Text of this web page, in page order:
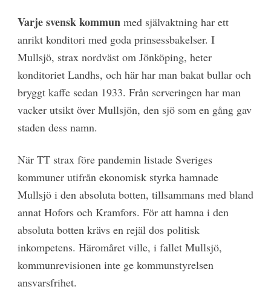
Varje svensk kommun med självaktning har ett
anrikt konditori med goda prinsessbakelser. I
Mullsjö, strax nordväst om Jönköping, heter
konditoriet Landhs, och här har man bakat bullar och
bryggt kaffe sedan 1933. Från serveringen har man
vacker utsikt över Mullsjön, den sjö som en gång gav
staden dess namn.
När TT strax före pandemin listade Sveriges
kommuner utifrån ekonomisk styrka hamnade
Mullsjö i den absoluta botten, tillsammans med bland
annat Hofors och Kramfors. För att hamna i den
absoluta botten krävs en rejäl dos politisk
inkompetens. Häromåret ville, i fallet Mullsjö,
kommunrevisionen inte ge kommunstyrelsen
ansvarsfrihet.